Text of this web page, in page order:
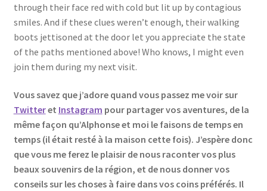
through their face red with cold but lit up by contagious
smiles. And if these clues weren’t enough, their walking
boots jettisoned at the door let you appreciate the state
of the paths mentioned above! Who knows, I might even
join them during my next visit.
Vous savez que j’adore quand vous passez me voir sur
Twitteret Instagram pour partager vos aventures, de la
même façon qu’Alphonse et moi le faisons de temps en
temps (il était resté à la maison cette fois). J’espère donc
que vous me ferez le plaisir de nous raconter vos plus
beaux souvenirs de la région, et de nous donner vos
conseils sur les choses à faire dans vos coins préférés. Il